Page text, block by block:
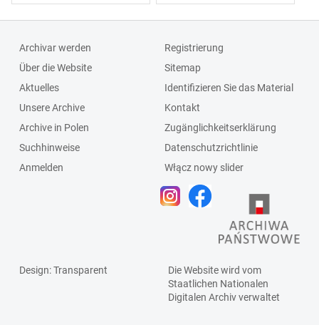
Archivar werden
Über die Website
Aktuelles
Unsere Archive
Archive in Polen
Suchhinweise
Anmelden
Registrierung
Sitemap
Identifizieren Sie das Material
Kontakt
Zugänglichkeitserklärung
Datenschutzrichtlinie
Włącz nowy slider
Design: Transparent
Die Website wird vom
Staatlichen Nationalen
Digitalen Archivverwaltet